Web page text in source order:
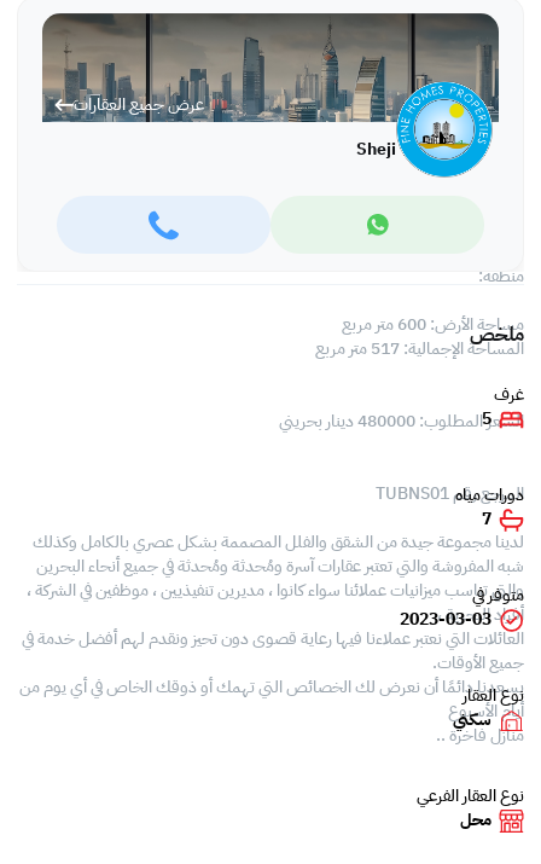
عرض جميع العقارات
Sheji
منطقة خلع الملابس وحمام داخلي وشرفة
الطابق الثاني:
* غرفة الخادمة
* غرفة الغسيل
منطقة:
مساحة الأرض: 600 متر مربع
المساحة الإجمالية: 517 متر مربع
السعر المطلوب: 480000 دينار بحريني
المرجع رقم TUBNS01
لدينا مجموعة جيدة من الشقق والفلل المصممة بشكل عصري بالكامل وكذلك
شبه المفروشة والتي تعتبر عقارات آسرة ومُحدثة ومُحدثة في جميع أنحاء البحرين
والتي تناسب ميزانيات عملائنا سواء كانوا ، مديرين تنفيذيين ، موظفين في الشركة ،
أفراد البحرية ،
العائلات التي نعتبر عملاءنا فيها رعاية قصوى دون تحيز ونقدم لهم أفضل خدمة في
جميع الأوقات.
يسعدنا دائمًا أن نعرض لك الخصائص التي تهمك أو ذوقك الخاص في أي يوم من
أيام الأسبوع
منازل فاخرة ..
ملخص
غرف
5
دورات مياه
7
متوفر في
2023-03-03
نوع العقار
سكني
نوع العقار الفرعي
محل